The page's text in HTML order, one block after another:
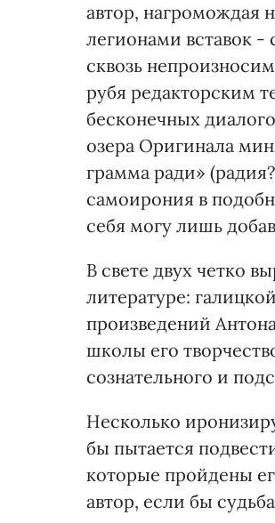
автор, нагромождая
легионами вставок -
сквозь
рубя редакторским
бесконечных
озера Оригинала
грамма ради»
самоирония в
себя могу лишь
В свете двух четко
литературе:
произведений
школы его
сознательного и
Несколько
бы пытается
которые пройдены
автор, если бы